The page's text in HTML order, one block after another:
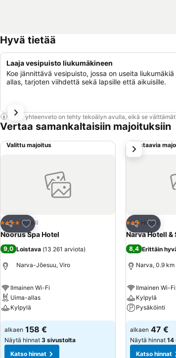
Hyvä tietää
Laaja vesipuisto liukumäkineen
Koe jännittävä vesipuisto, jossa on useita
allas, tarjoten viihdettä sekä lapsille että aikuisille.
Tämä yhteenveto on tehty tekoälyn avulla, eikä se
Vertaa samankaltaisiin majoituksiin
Valittu majoitus
Jaa
Lisää suosikkeihin
4 Tähtiluokitus
Hotelli
Noorus Spa Hotel
9,0 Loistava (13 261 arviota)
Narva-Jõesuu, Viro
Ilmainen Wi-Fi
Uima-allas
Kylpylä
Katso hinnat
alkaen 158 €
Näytä hinnat 3 sivustolta
Katso hinnat
Vastaavia
Jaa
Lisää
3 Tähtiluokitus
Hotelli
Narva Hotell &
8,4 Erittäin
Narva, 0.9
Ilmainen Wi-Fi
Kylpylä
Pysäköinti
Katso hinnat
alkaen 47 €
Näytä hinnat 14
Katso hinnat
seuraava